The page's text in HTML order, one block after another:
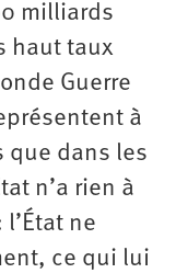
milliards
haut taux
Guerre
à
que dans les
n’a rien à
ne
ce qui lui